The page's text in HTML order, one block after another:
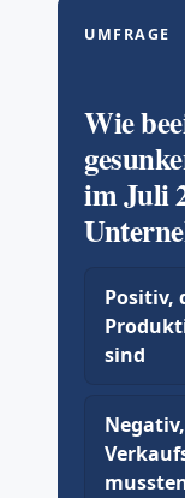
UMFRAGE
Wie
im Juli
Positiv,
sind